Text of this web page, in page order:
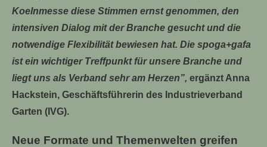
Koelnmesse diese Stimmen ernst genommen, den
intensiven Dialog mit der Branche gesucht und die
notwendige Flexibilität bewiesen hat. Die spoga+gafa
ist ein wichtiger Treffpunkt für unsere Branche und
liegt uns als Verband sehr am Herzen”, ergänzt Anna
Hackstein, Geschäftsführerin des Industrieverband
Garten (IVG).
Neue Formate und Themenwelten greifen